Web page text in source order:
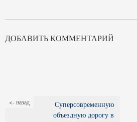
ДОБАВИТЬ КОММЕНТАРИЙ
<- назад
Суперсовременную
объездную дорогу в